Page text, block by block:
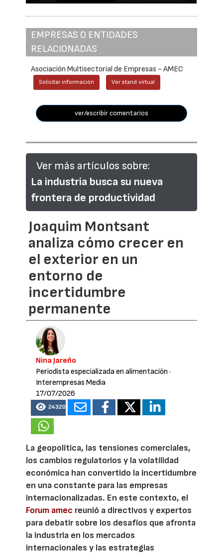
EMPRESAS O ENTIDADES
RELACIONADAS
Asociación Multisectorial de Empresas - AMEC
Solicitar información Ver stand virtual
ver/escribir comentarios
Ver más artículos sobre:
La industria busca su nueva
frontera de productividad
Joaquim Montsant
analiza cómo crecer en
el exterior en un
entorno de
incertidumbre
permanente
Nina Jareño
Periodista especializada en alimentación ·
Interempresas Media
17/07/2026
24320
La geopolítica, las tensiones comerciales,
los cambios regulatorios y la volatilidad
económica han convertido la incertidumbre
en una constante para las empresas
internacionalizadas. En este contexto, el
Forum amec reunió a directivos y expertos
para debatir sobre los desafíos que afronta
la industria en los mercados
internacionales y las estrategias